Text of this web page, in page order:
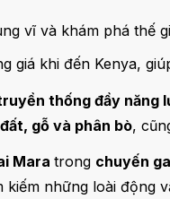
vĩ và khám phá thế
giá khi đến Kenya,
thống đầy năng
gỗ và phân bò,
Mara trong chuyến
những loài động